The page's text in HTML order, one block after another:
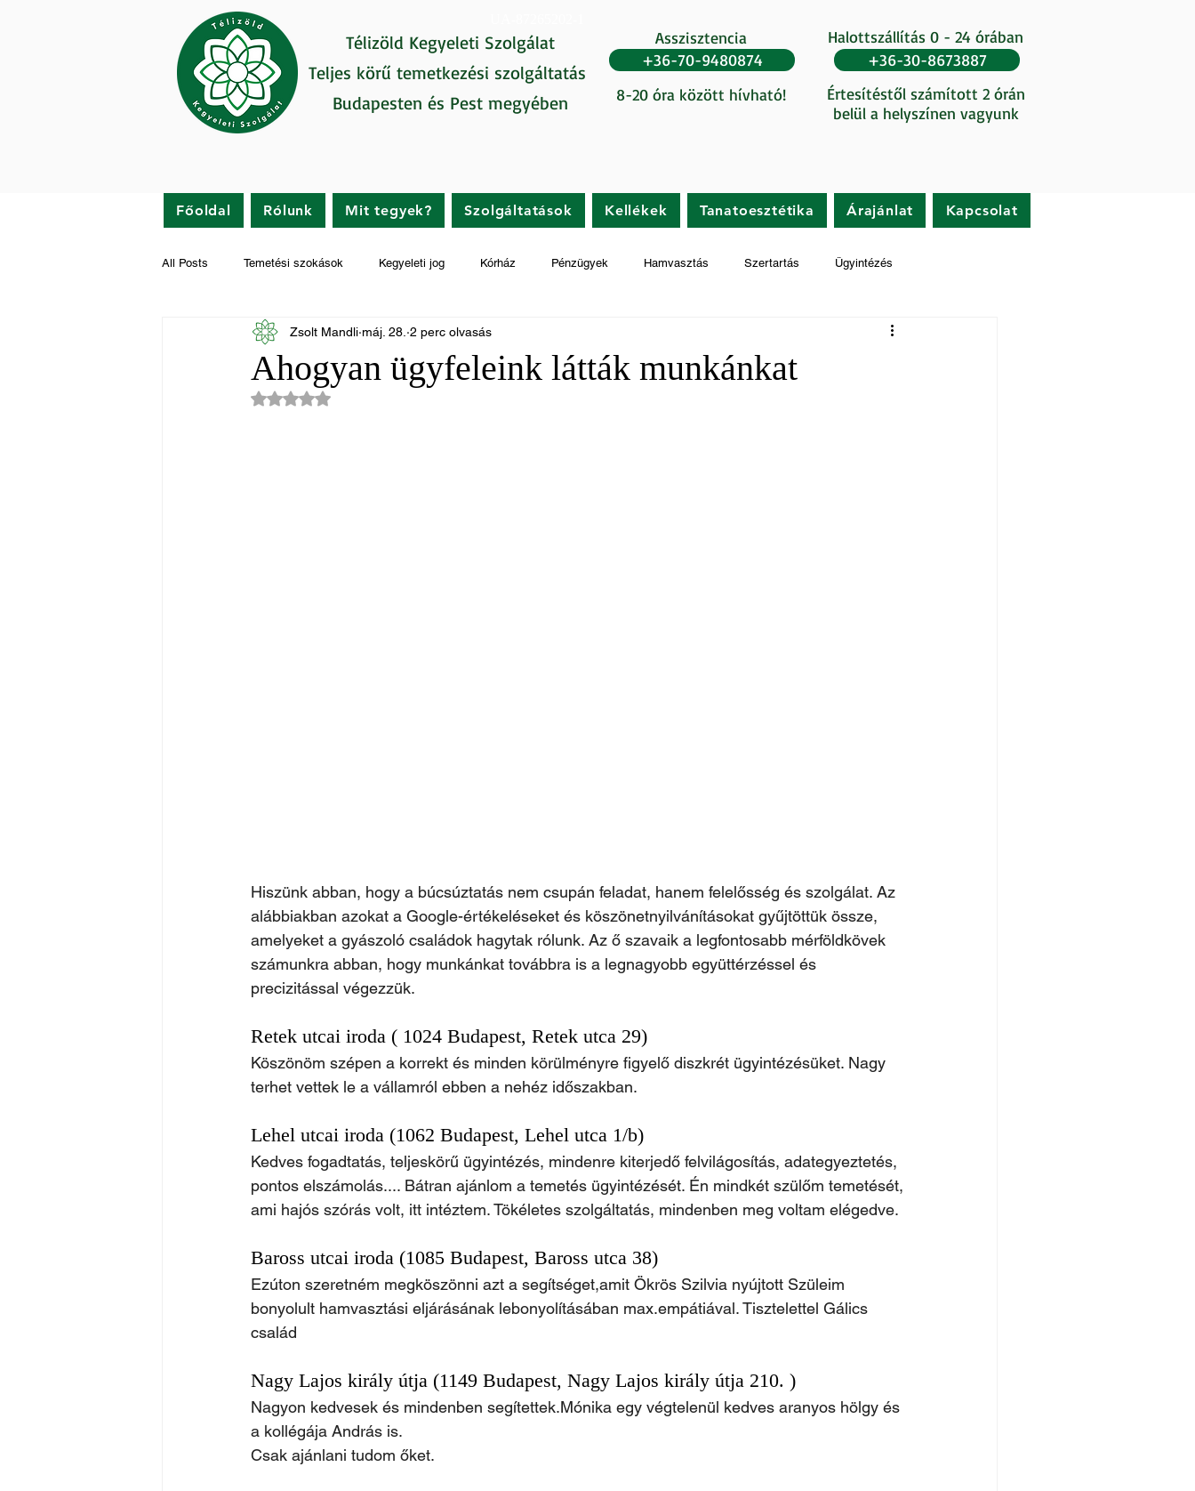
Télizöld Kegyeleti Szolgálat
Teljes körű temetkezési szolgáltatás
Budapesten és Pest megyében
Asszisztencia
8-20 óra között hívható!
+36-70-9480874
Halottszállítás 0 - 24 órában
Értesítéstől számított 2 órán
belül a helyszínen vagyunk
+36-30-8673887
Főoldal Rólunk Mit tegyek? Szolgáltatások Kellékek Tanatoesztétika Árajánlat Kapcsolat
All Posts Temetési szokások Kegyeleti jog Kórház Pénzügyek Hamvasztás Szertartás Ügyintézés
Gyászfeldolgozás Hírek
Ahogyan ügyfeleink látták munkánkat
Zsolt Mandli máj. 28. 2 perc olvasás
NaN csillagot kapott az 5-ből.
Hiszünk abban, hogy a búcsúztatás nem csupán feladat, hanem felelősség és szolgálat. Az
alábbiakban azokat a Google-értékeléseket és köszönetnyilvánításokat gyűjtöttük össze,
amelyeket a gyászoló családok hagytak rólunk. Az ő szavaik a legfontosabb mérföldkövek
számunkra abban, hogy munkánkat továbbra is a legnagyobb együttérzéssel és
precizitással végezzük.
Retek utcai iroda ( 1024 Budapest, Retek utca 29)
Köszönöm szépen a korrekt és minden körülményre figyelő diszkrét ügyintézésüket. Nagy
terhet vettek le a vállamról ebben a nehéz időszakban.
Lehel utcai iroda (1062 Budapest, Lehel utca 1/b)
Kedves fogadtatás, teljeskörű ügyintézés, mindenre kiterjedő felvilágosítás, adategyeztetés,
pontos elszámolás.... Bátran ajánlom a temetés ügyintézését. Én mindkét szülőm temetését,
ami hajós szórás volt, itt intéztem. Tökéletes szolgáltatás, mindenben meg voltam elégedve.
Baross utcai iroda (1085 Budapest, Baross utca 38)
Ezúton szeretném megköszönni azt a segítséget,amit Ökrös Szilvia nyújtott Szüleim
bonyolult hamvasztási eljárásának lebonyolításában max.empátiával. Tisztelettel Gálics
család
Nagy Lajos király útja (1149 Budapest, Nagy Lajos király útja 210. )
Nagyon kedvesek és mindenben segítettek.Mónika egy végtelenül kedves aranyos hölgy és
a kollégája András is.
Csak ajánlani tudom őket.